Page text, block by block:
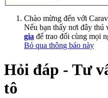
Chào mừng đến với
Nếu bạn thấy nơi đây thú
gia để trao đổi cùng mọi
Bỏ qua thông báo này
Hỏi đáp - Tư
tô